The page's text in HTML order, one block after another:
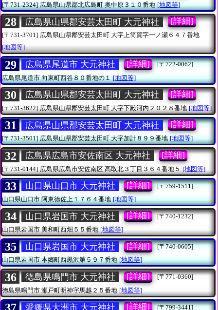
[〒731-2324] 広島県山県郡北広島町奥中原３１０番地 [地図等]
28 広島県山県郡安芸太田町 大元神社 [詳細]
[〒731-3701] 広島県山県郡安芸太田町 大字上筒賀字一ノ瀬６４７番地
[地図等]
29 広島県尾道市 大元神社 [詳細]
[〒722-0062]
広島県尾道市向東町西谷８０番地の１ [地図等]
30 広島県山県郡安芸太田町 大元神社 [詳細]
[〒731-3622] 広島県山県郡安芸太田町 大字下殿河内２０２８番地 [地図等]
31 広島県山県郡安芸太田町 大元神社 [詳細]
[〒731-3501] 広島県山県郡安芸太田町大字加計８９９番地 [地図等]
32 広島県広島市安佐南区 大元神社 [詳細]
[〒731-0144] 広島県広島市安佐南区 高取北３丁目３６４番地５ [地図等]
33 山口県山口市 大元神社 [詳細]
[〒759-1511]
山口県山口市阿東徳佐上１７６４番地 [地図等]
34 山口県岩国市 大元神社 [詳細]
[〒740-1232]
山口県岩国市美和町西畑５５番地 [地図等]
35 山口県岩国市 大元神社 [詳細]
[〒740-0605]
山口県岩国市本郷町西黒沢第５９７番地 [地図等]
36 徳島県鳴門市 大元神社 [詳細]
[〒771-0360]
徳島県鳴門市 瀬戸町明神字馬越２５番地 [地図等]
愛媛県大洲市 大元神社 [詳細] [〒799-3441]